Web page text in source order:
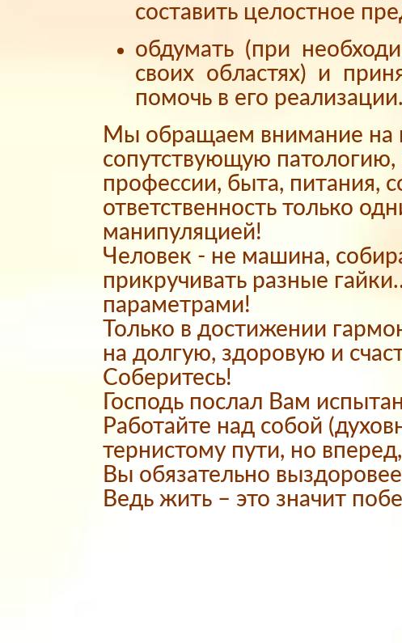
составить целостное
обдумать (при
своих областях) и
помочь в его реализации.
Мы обращаем внимание на
сопутствующую патологию,
профессии, быта, питания,
ответственность только
манипуляцией!
Человек - не машина,
прикручивать разные
параметрами!
Только в достижении
на долгую, здоровую и
Соберитесь!
Господь послал Вам
Работайте над собой
тернистому пути, но
Вы обязательно
Ведь жить – это значит